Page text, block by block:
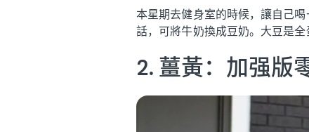
本星期去健身室的時候，讓自己
話，可將牛奶換成豆奶。大豆是
2. 薑黃：加强版